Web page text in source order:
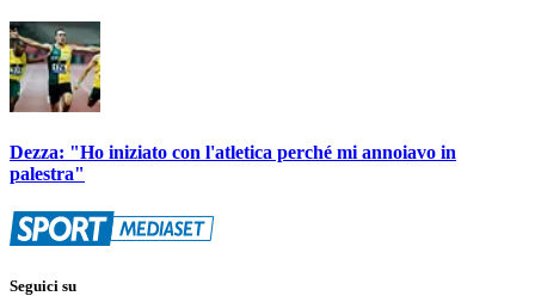
Dezza: "Ho iniziato con l'atletica perché mi annoiavo in
palestra"
Seguici su